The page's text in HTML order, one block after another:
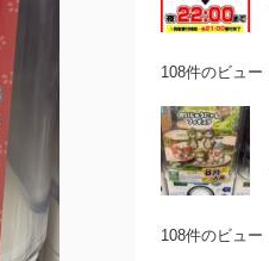
108件のビュー
108件のビュー